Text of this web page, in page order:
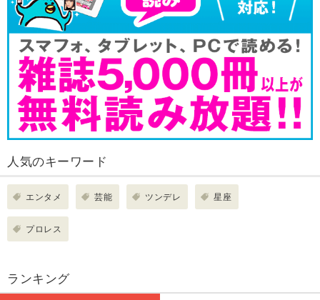
人気のキーワード
エンタメ 芸能 ツンデレ 星座
プロレス
ランキング